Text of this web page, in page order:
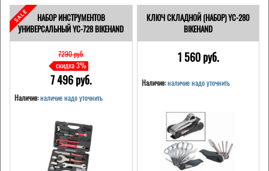
НАБОР ИНСТРУМЕНТОВ
УНИВЕРСАЛЬНЫЙ YC-728 BIKEHAND
7290 pуб.
скидка 3%
7 496 pуб.
Наличие:наличие надо уточнить
КЛЮЧ СКЛАДНОЙ (НАБОР) YC-280
BIKEHAND
1 560 pуб.
Наличие: наличие надо уточнить